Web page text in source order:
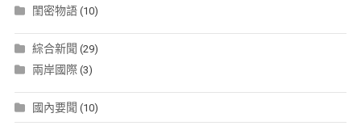
閨密物語(10)
綜合新聞 (29)
兩岸國際(3)
國內要聞 (10)